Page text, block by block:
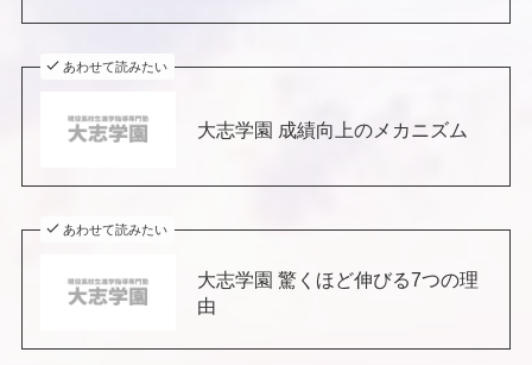
あわせて読みたい
大志学園 成績向上のメカニズム
あわせて読みたい
大志学園 驚くほど伸びる7つの理
由